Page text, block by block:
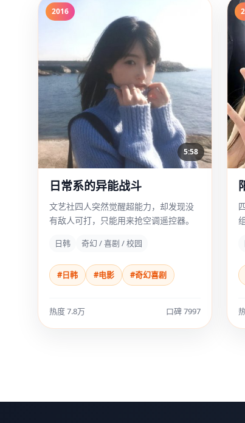
2016
5:58
日常系的异能战斗
文艺社四人突然觉醒超能力，却发现没
有敌人可打，只能用来抢空调遥控器。
日韩 奇幻 / 喜剧 / 校园
#日韩 #电影 #奇幻喜剧
热度 7.8万 口碑 7997